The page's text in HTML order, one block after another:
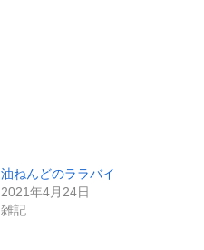
油ねんどのララバイ
2021年4月24日
雑記